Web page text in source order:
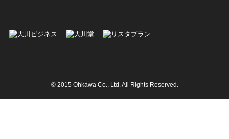
© 2015 Ohkawa Co., Ltd. All Rights Reserved.